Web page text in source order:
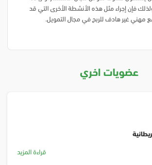
فإن إجراء مثل هذه الأنشطة الأخرى التي قد
مهني غير هادف للربح في مجال التمويل.
عضويات اخري
قراءة المزيد